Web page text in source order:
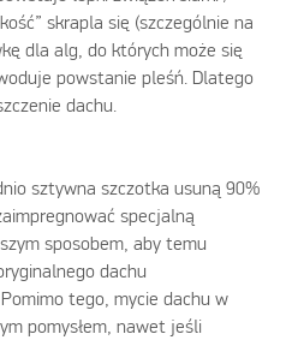
skrapla się (szczególnie na
dla alg, do których może się
powstanie pleśń. Dlatego
dachu.
sztywna szczotka usuną 90%
specjalną
sposobem, aby temu
dachu
tego, mycie dachu w
pomysłem, nawet jeśli